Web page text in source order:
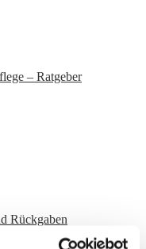
– Ratgeber
Rückgaben